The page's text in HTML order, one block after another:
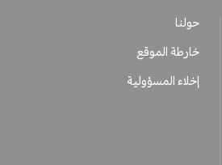
حولنا
خارطة الموقع
إخلاء المسؤولية